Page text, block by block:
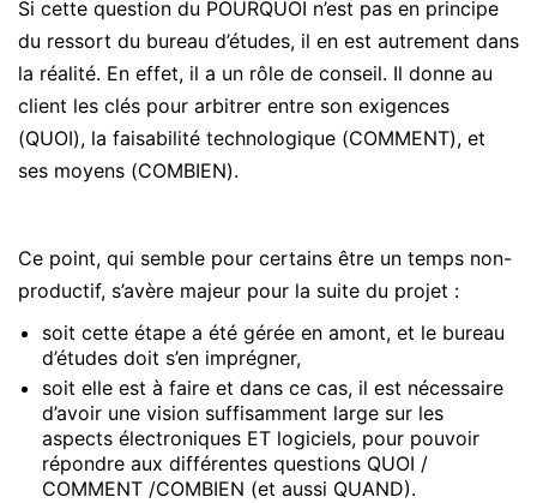
Si cette question du POURQUOI n’est pas en principe
du ressort du bureau d’études, il en est autrement dans
la réalité. En effet, il a un rôle de conseil. Il donne au
client les clés pour arbitrer entre son exigences
(QUOI), la faisabilité technologique (COMMENT), et
ses moyens (COMBIEN).
Ce point, qui semble pour certains être un temps non-
productif, s’avère majeur pour la suite du projet :
soit cette étape a été gérée en amont, et le bureau
d’études doit s’en imprégner,
soit elle est à faire et dans ce cas, il est nécessaire
d’avoir une vision suffisamment large sur les
aspects électroniques ET logiciels, pour pouvoir
répondre aux différentes questions QUOI /
COMMENT /COMBIEN (et aussi QUAND).